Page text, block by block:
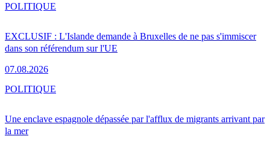
EXCLUSIF : L'Islande demande à Bruxelles de ne pas s'immiscer
dans son référendum sur l'UE
07.08.2026
POLITIQUE
Une enclave espagnole dépassée par l'afflux de migrants arrivant par
la mer
POLITIQUE